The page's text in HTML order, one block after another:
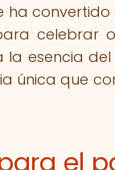
ha
celebrar
esencia
única que
el